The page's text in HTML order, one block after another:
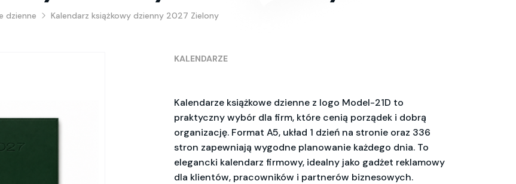
dzienne Kalendarz książkowy dzienny 2027 Zielony
KALENDARZE
Kalendarze książkowe dzienne z logo Model-21D to
praktyczny wybór dla firm, które cenią porządek i dobrą
organizację. Format A5, układ 1 dzień na stronie oraz 336
stron zapewniają wygodne planowanie każdego dnia. To
elegancki kalendarz firmowy, idealny jako gadżet reklamowy
dla klientów, pracowników i partnerów biznesowych.